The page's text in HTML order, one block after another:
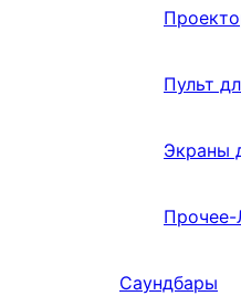
Пульт
Экраны
Саундбары